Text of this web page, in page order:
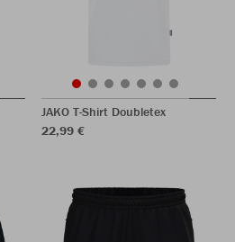
JAKO T-Shirt Doubletex
22,99 €